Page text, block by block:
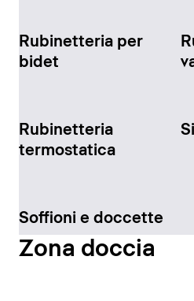
Rubinetteria per
bidet
Rubinetteria
termostatica
Soffioni e doccette
Zona doccia